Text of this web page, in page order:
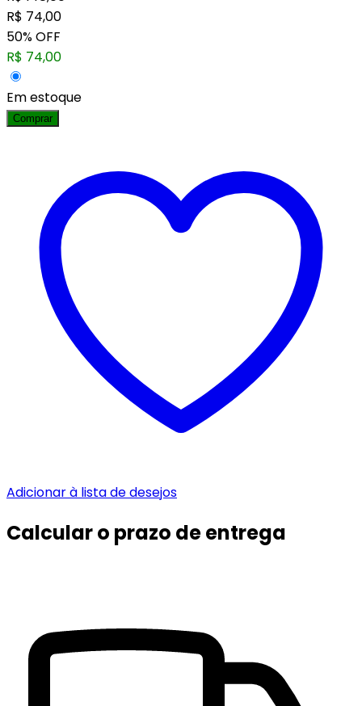
R$ 74,00
50%OFF
R$ 74,00
Em estoque
Comprar
Adicionar à lista de desejos
Calcular o prazo de entrega